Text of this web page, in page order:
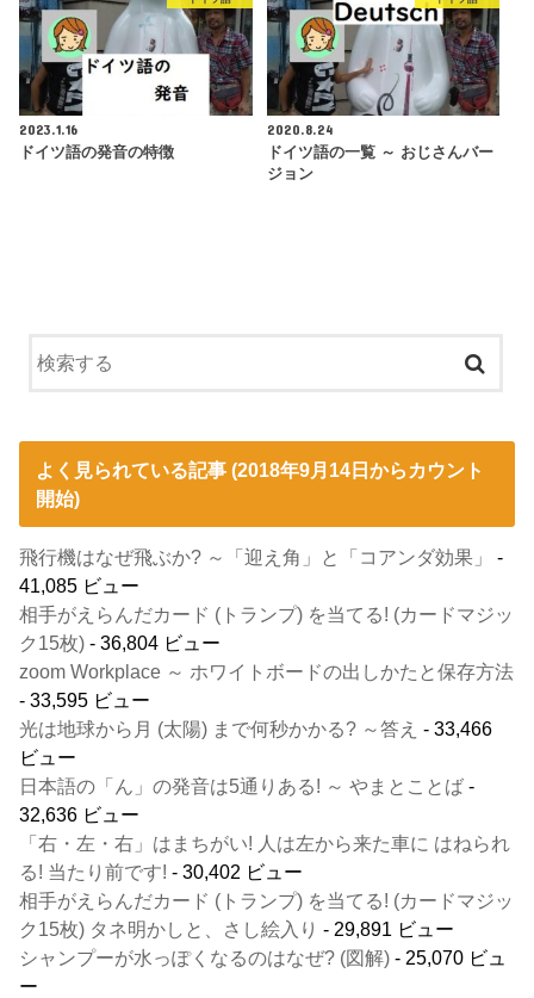
2023.1.16
ドイツ語の発音の特徴
2020.8.24
ドイツ語の一覧 ～ おじさんバー
ジョン
よく見られている記事 (2018年9月14日からカウント
開始)
飛行機はなぜ飛ぶか? ～「迎え角」と「コアンダ効果」
-
41,085 ビュー
相手がえらんだカード (トランプ) を当てる! (カードマジッ
ク15枚) - 36,804 ビュー
zoom Workplace ～ ホワイトボードの出しかたと保存方法
- 33,595 ビュー
光は地球から月 (太陽) まで何秒かかる? ～答え - 33,466
ビュー
日本語の「ん」の発音は5通りある! ～ やまとことば -
32,636 ビュー
「右・左・右」はまちがい! 人は左から来た車に はねられ
る! 当たり前です! - 30,402 ビュー
相手がえらんだカード (トランプ) を当てる! (カードマジッ
ク15枚) タネ明かしと、さし絵入り - 29,891 ビュー
シャンプーが水っぽくなるのはなぜ? (図解) - 25,070 ビュ
ー